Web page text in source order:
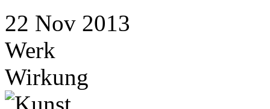
22 Nov 2013
Werk
Wirkung